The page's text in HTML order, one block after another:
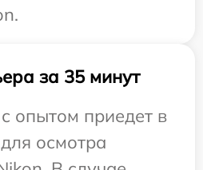
за 35 минут
опытом приедет в
осмотра